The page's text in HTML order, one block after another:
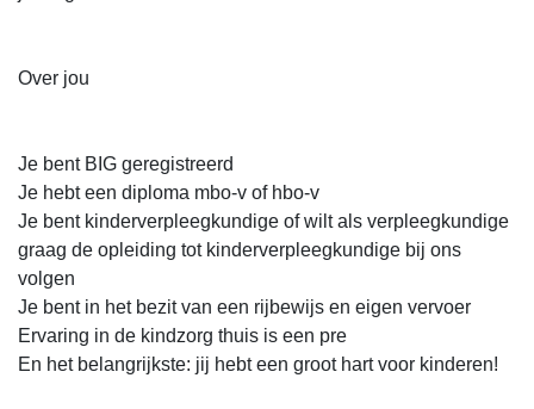
Over jou
Je bent BIG geregistreerd
Je hebt een diploma mbo-v of hbo-v
Je bent kinderverpleegkundige of wilt als verpleegkundige
graag de opleiding tot kinderverpleegkundige bij ons
volgen
Je bent in het bezit van een rijbewijs en eigen vervoer
Ervaring in de kindzorg thuis is een pre
En het belangrijkste: jij hebt een groot hart voor kinderen!